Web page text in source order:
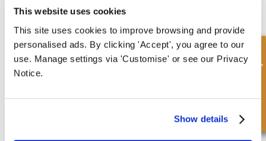
This website uses cookies
This site uses cookies to improve browsing and provide
personalised ads. By clicking 'Accept', you agree to our
use. Manage settings via 'Customise' or see our Privacy
Notice.
Show details
90.50 mm
Profondeur 1
Profondeur 2
Demande rapide